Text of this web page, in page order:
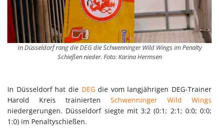
In Düsseldorf rang die DEG die Schwenninger Wild Wings im Penalty
Schießen nieder. Foto: Karina Hermsen
In Düsseldorf hat die DEGdie vom langjährigen DEG-Trainer
Harold Kreis trainierten Schwenninger Wild Wings
niedergerungen. Düsseldorf siegte mit 3:2 (0:1; 2:1; 0:0; 0:0;
1:0) im Penaltyschießen.